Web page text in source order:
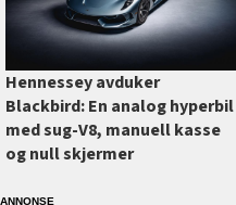
Hennessey avduker
Blackbird: En analog hyperbil
med sug-V8, manuell kasse
og null skjermer